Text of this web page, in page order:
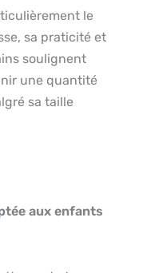
le
sa praticité et
soulignent
une quantité
sa taille
aux enfants